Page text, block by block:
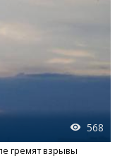
568
гремят взрывы